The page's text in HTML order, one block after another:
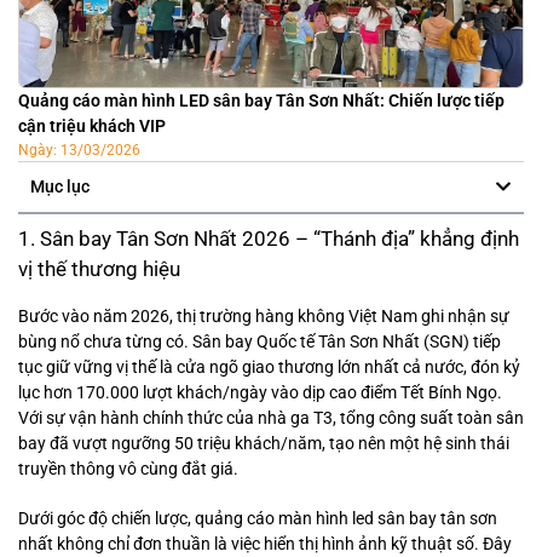
Quảng cáo màn hình LED sân bay Tân Sơn Nhất: Chiến lược tiếp
cận triệu khách VIP
Ngày: 13/03/2026
Mục lục
1. Sân bay Tân Sơn Nhất 2026 – “Thánh địa” khẳng định
vị thế thương hiệu
Bước vào năm 2026, thị trường hàng không Việt Nam ghi nhận sự
bùng nổ chưa từng có. Sân bay Quốc tế Tân Sơn Nhất (SGN) tiếp
tục giữ vững vị thế là cửa ngõ giao thương lớn nhất cả nước, đón kỷ
lục hơn 170.000 lượt khách/ngày vào dịp cao điểm Tết Bính Ngọ.
Với sự vận hành chính thức của nhà ga T3, tổng công suất toàn sân
bay đã vượt ngưỡng 50 triệu khách/năm, tạo nên một hệ sinh thái
truyền thông vô cùng đắt giá.
Dưới góc độ chiến lược, quảng cáo màn hình led sân bay tân sơn
nhất không chỉ đơn thuần là việc hiển thị hình ảnh kỹ thuật số. Đây